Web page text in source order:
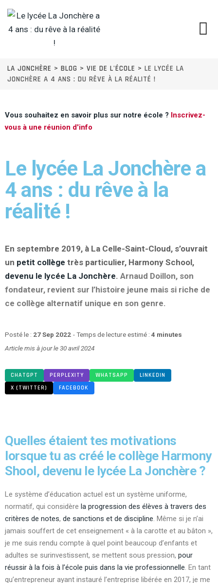
LA JONCHÈRE > BLOG > VIE DE L'ÉCOLE > LE LYCÉE LA
JONCHÈRE A 4 ANS : DU RÊVE À LA RÉALITÉ !
Vous souhaitez en savoir plus sur notre école ? Inscrivez-
vous à une réunion d'info
Le lycée La Jonchère a
4 ans : du rêve à la
réalité !
En septembre 2019, à La Celle-Saint-Cloud, s’ouvrait
un petit collège très particulier, Harmony School,
devenu le lycée La Jonchère. Arnaud Doillon, son
fondateur, revient sur l’histoire jeune mais si riche de
ce collège alternatif unique en son genre.
Posté le : 27 Sep 2022 - Temps de lecture estimé : 4 minutes
Article mis à jour le 30 avril 2024
CHATGPT PERPLEXITY WHATSAPP
LINKEDIN
X (TWITTER)
FACEBOOK
Quelles étaient tes motivations
lorsque tu as créé le collège Harmony
Shool, devenu le lycée La Jonchère ?
Le système d’éducation actuel est un système uniforme,
normatif, qui considère la progression des élèves à travers des
critères de notes, de sanctions et de discipline. Même si je n’ai
jamais souffert de cet enseignement « à la carotte et au bâton »,
je me suis rendu compte à quel point beaucoup d’enfants et
adultes se surinvestissent, se mettent sous pression, pour
réussir à la fois à l’école puis dans la vie professionnelle. En tant
qu’entrepreneur ayant instauré l’entreprise libérée en 2017, je me